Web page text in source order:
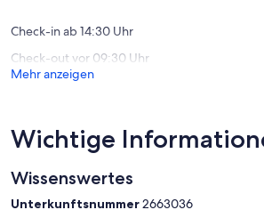
Check-in ab 14:30 Uhr
Check-out vor 09:30 Uhr
Mehr anzeigen
Wichtige
Wissenswertes
Unterkunftsnummer2663036